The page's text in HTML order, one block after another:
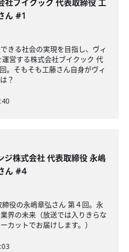
社ブイクック 代表取締役 工
ん #1
きる社会の実現を目指し、ヴィ
営する株式会社ブイクック 代
。そもそも工藤さん自身がヴィ
？
ジ株式会社 代表取締役 永嶋
ん #4
役の永嶋章弘さん 第４回。永
界の未来（放送では入りきらな
カットでお届けします。）